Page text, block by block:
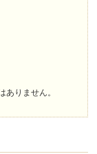
りません。